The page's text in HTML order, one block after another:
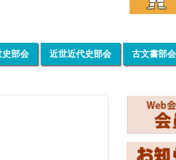
史部会 近世近代史部会 古文書部会